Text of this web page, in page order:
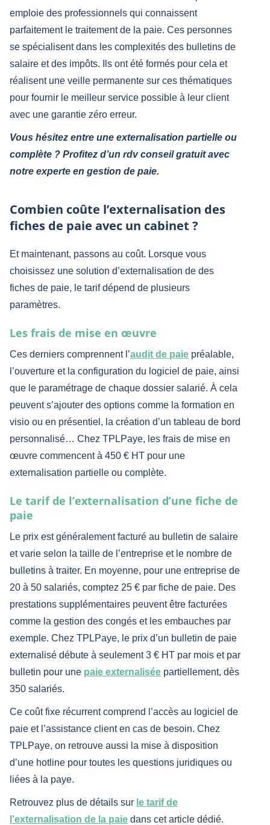
emploie des professionnels qui connaissent
parfaitement le traitement de la paie. Ces personnes
se spécialisent dans les complexités des bulletins de
salaire et des impôts. Ils ont été formés pour cela et
réalisent une veille permanente sur ces thématiques
pour fournir le meilleur service possible à leur client
avec une garantie zéro erreur.
Vous hésitez entre une externalisation partielle ou
complète ? Profitez d’un rdv conseil gratuit avec
notre experte en gestion de paie.
Combien coûte l’externalisation des
fiches de paie avec un cabinet ?
Et maintenant, passons au coût. Lorsque vous
choisissez une solution d’externalisation de des
fiches de paie, le tarif dépend de plusieurs
paramètres.
Les frais de mise en œuvre
Ces derniers comprennent l’audit de paie préalable,
l’ouverture et la configuration du logiciel de paie, ainsi
que le paramétrage de chaque dossier salarié. À cela
peuvent s’ajouter des options comme la formation en
visio ou en présentiel, la création d’un tableau de bord
personnalisé… Chez TPLPaye, les frais de mise en
œuvre commencent à 450 € HT pour une
externalisation partielle ou complète.
Le tarif de l’externalisation d’une fiche de
paie
Le prix est généralement facturé au bulletin de salaire
et varie selon la taille de l’entreprise et le nombre de
bulletins à traiter. En moyenne, pour une entreprise de
20 à 50 salariés, comptez 25 € par fiche de paie. Des
prestations supplémentaires peuvent être facturées
comme la gestion des congés et les embauches par
exemple. Chez TPLPaye, le prix d’un bulletin de paie
externalisé débute à seulement 3 € HT par mois et par
bulletin pour une paie externalisée partiellement, dès
350 salariés.
Ce coût fixe récurrent comprend l’accès au logiciel de
paie et l’assistance client en cas de besoin. Chez
TPLPaye, on retrouve aussi la mise à disposition
d’une hotline pour toutes les questions juridiques ou
liées à la paye.
Retrouvez plus de détails sur le tarif de
l’externalisation de la paie dans cet article dédié.